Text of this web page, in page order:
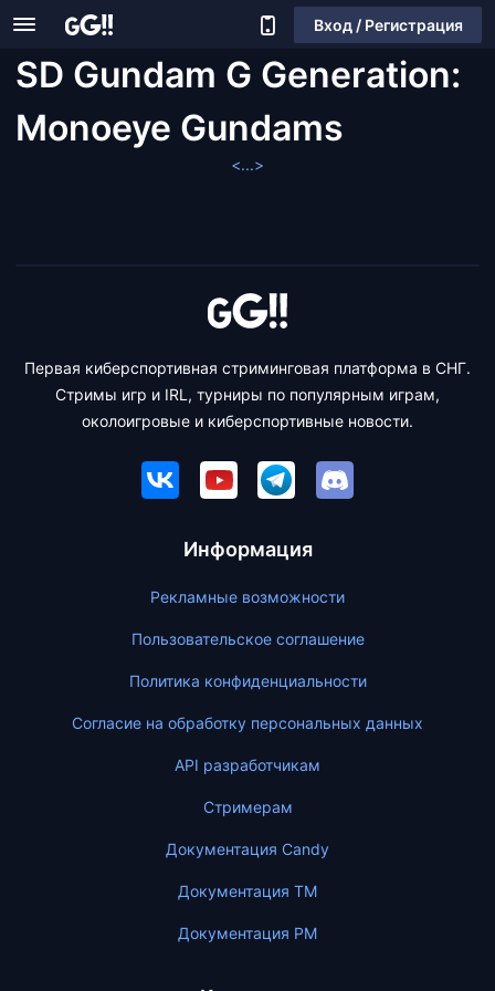
Вход / Регистрация
SD Gundam G Generation:
Monoeye Gundams
<...>
Первая киберспортивная стриминговая платформа в СНГ.
Стримы игр и IRL, турниры по популярным играм,
околоигровые и киберспортивные новости.
Информация
Рекламные возможности
Пользовательское соглашение
Политика конфиденциальности
Согласие на обработку персональных данных
API разработчикам
Стримерам
Документация Candy
Документация ТМ
Документация PM